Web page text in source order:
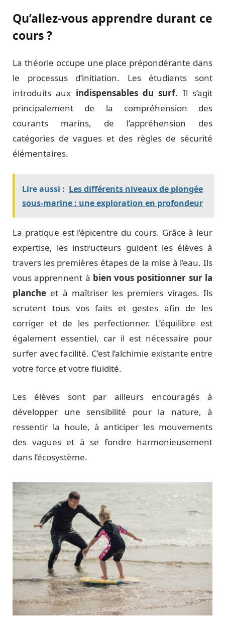
Qu’allez-vous apprendre durant ce
cours ?
La théorie occupe une place prépondérante dans
le processus d’initiation. Les étudiants sont
introduits aux indispensables du surf. Il s’agit
principalement de la compréhension des
courants marins, de l’appréhension des
catégories de vagues et des règles de sécurité
élémentaires.
Lire aussi : Les différents niveaux de plongée
sous-marine : une exploration en profondeur
La pratique est l’épicentre du cours. Grâce à leur
expertise, les instructeurs guident les élèves à
travers les premières étapes de la mise à l’eau. Ils
vous apprennent à bien vous positionner sur la
planche et à maîtriser les premiers virages. Ils
scrutent tous vos faits et gestes afin de les
corriger et de les perfectionner. L’équilibre est
également essentiel, car il est nécessaire pour
surfer avec facilité. C’est l’alchimie existante entre
votre force et votre fluidité.
Les élèves sont par ailleurs encouragés à
développer une sensibilité pour la nature, à
ressentir la houle, à anticiper les mouvements
des vagues et à se fondre harmonieusement
dans l’écosystème.